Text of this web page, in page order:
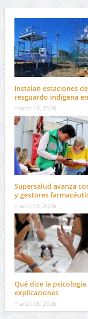
Instalan estaciones
resguardo indígena
marzo 10, 2026
Supersalud avanza
y gestores
marzo 10, 2026
Qué dice la
explicaciones
marzo 06, 2026